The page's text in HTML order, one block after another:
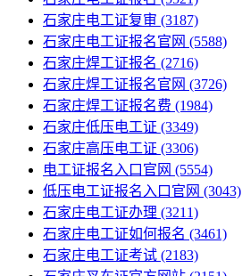
石家庄电工证复审 (3187)
石家庄电工证报名官网 (5588)
石家庄焊工证报名 (2716)
石家庄焊工证报名官网 (3726)
石家庄焊工证报名费 (1984)
石家庄低压电工证 (3349)
石家庄高压电工证 (3306)
电工证报名入口官网 (5554)
低压电工证报名入口官网 (3043)
石家庄电工证办理 (3211)
石家庄电工证如何报名 (3461)
石家庄电工证考试 (2183)